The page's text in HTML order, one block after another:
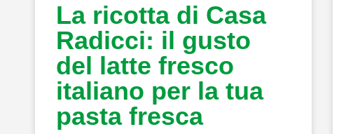
La ricotta di Casa
Radicci: il gusto
del latte fresco
italiano per la tua
pasta fresca